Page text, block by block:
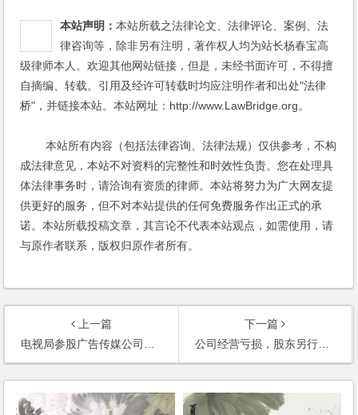
本站声明：本站所载之法律论文、法律评论、案例、法
律咨询等，除非另有注明，著作权人均为站长杨春宝高
级律师本人。欢迎其他网站链接，但是，未经书面许可，不得擅
自摘编、转载。引用及经许可转载时均应注明作者和出处"法律
桥"，并链接本站。本站网址：http://www.LawBridge.org。
本站所有内容（包括法律咨询、法律法规）仅供参考，不构
成法律意见，本站不对资料的完整性和时效性负责。您在处理具
体法律事务时，请洽询有资质的律师。本站将努力为广大网友提
供更好的服务，但不对本站提供的任何免费服务作出正式的承
诺。本站所载投稿文章，其言论不代表本站观点，如需使用，请
与原作者联系，版权归原作者所有。
上一篇
电视局参股广告传媒公司，同时与该广告传媒公司开展业务合作，如何签订合同？
下一篇
公司经营亏损，股东另行投入的资金能否作为企业的外债？股东是否享有债权人的权利？